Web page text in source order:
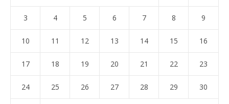
3 4 5 6 7 8 9
10 11 12 13 14 15 16
17 18 19 20 21 22 23
24 25 26 27 28 29 30